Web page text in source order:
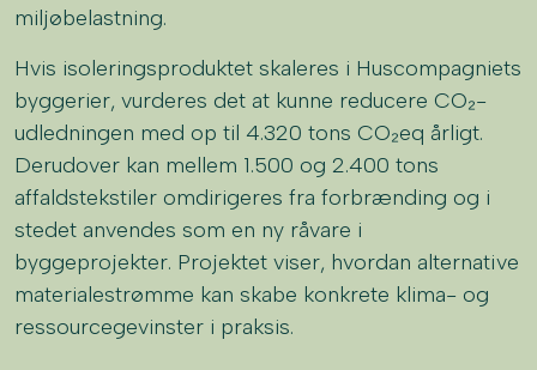
miljøbelastning.
Hvis isoleringsproduktet skaleres i Huscompagniets
byggerier, vurderes det at kunne reducere CO₂-
udledningen med op til 4.320 tons CO₂eq årligt.
Derudover kan mellem 1.500 og 2.400 tons
affaldstekstiler omdirigeres fra forbrænding og i
stedet anvendes som en ny råvare i
byggeprojekter. Projektet viser, hvordan alternative
materialestrømme kan skabe konkrete klima- og
ressourcegevinster i praksis.